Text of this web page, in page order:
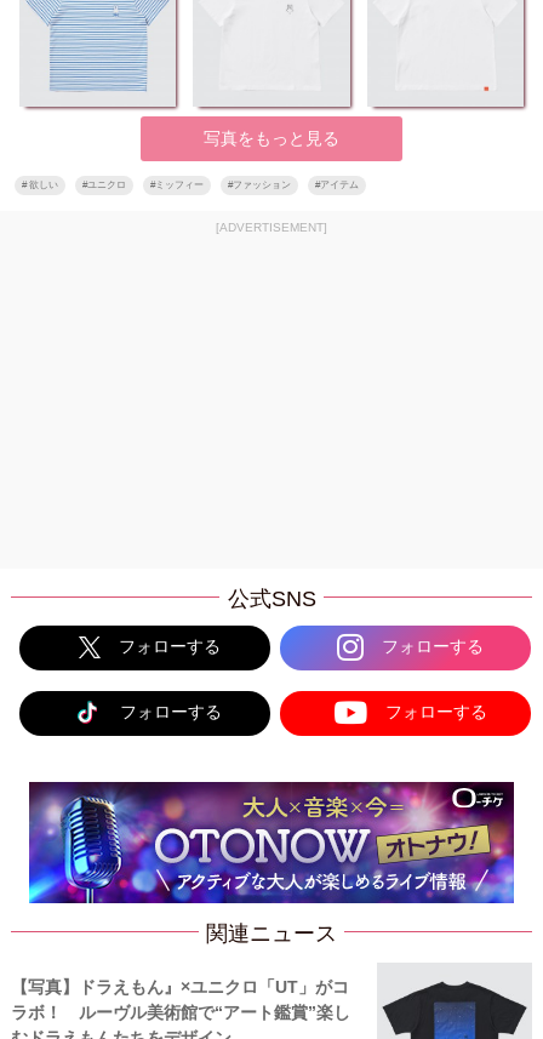
写真をもっと見る
#欲しい #ユニクロ #ミッフィー #ファッション #アイテム
[ADVERTISEMENT]
公式SNS
フォローする フォローする
フォローする フォローする
関連ニュース
【写真】ドラえもん』×ユニクロ「UT」がコ
ラボ！ ルーヴル美術館で“アート鑑賞”楽し